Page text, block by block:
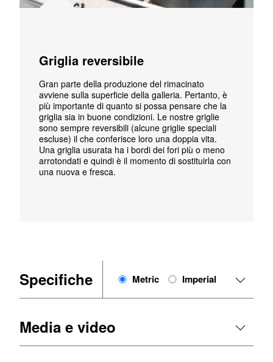
Griglia reversibile
Gran parte della produzione del rimacinato
avviene sulla superficie della galleria. Pertanto, è
più importante di quanto si possa pensare che la
griglia sia in buone condizioni. Le nostre griglie
sono sempre reversibili (alcune griglie speciali
escluse) il che conferisce loro una doppia vita.
Una griglia usurata ha i bordi dei fori più o meno
arrotondati e quindi è il momento di sostituirla con
una nuova e fresca.
Specifiche Metric Imperial
Media e video